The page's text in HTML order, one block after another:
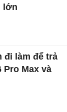
lớn
đi làm để trả
Pro Max và